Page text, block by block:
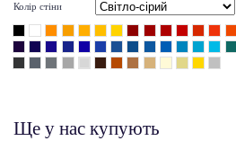
Колір стіни
Ще у нас купують